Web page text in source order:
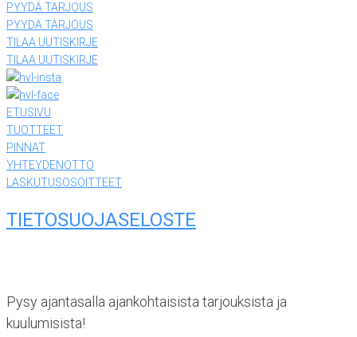
PYYDÄ TARJOUS
PYYDÄ TARJOUS
TILAA UUTISKIRJE
TILAA UUTISKIRJE
ETUSIVU
TUOTTEET
PINNAT
YHTEYDENOTTO
LASKUTUSOSOITTEET
TIETOSUOJASELOSTE
Pysy ajantasalla ajankohtaisista tarjouksista ja
kuulumisista!